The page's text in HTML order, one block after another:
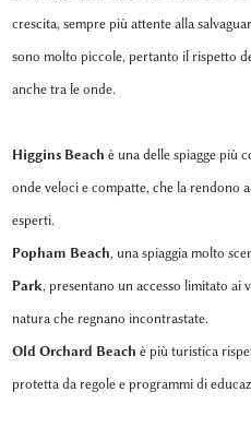
crescita, sempre più attente alla
sono molto piccole, pertanto il rispetto
anche tra le onde.
Higgins Beach è una delle spiagge più
onde veloci e compatte, che la rendono
esperti.
Popham Beach, una spiaggia molto
Park, presentano un accesso limitato ai
natura che regnano incontrastate.
Old Orchard Beach è più turistica
protetta da regole e programmi di